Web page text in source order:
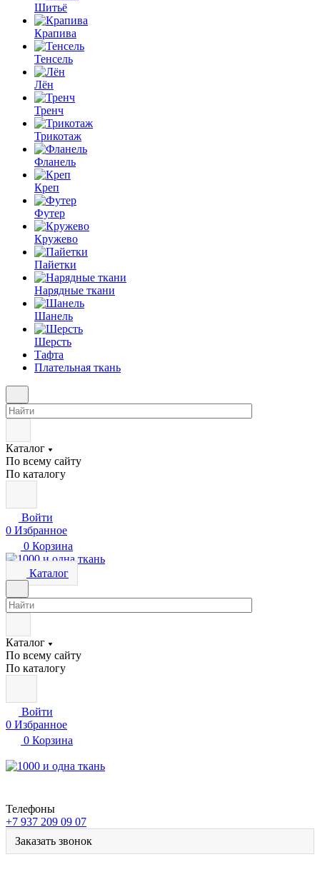
Шитьё
Крапива
Тенсель
Лён
Тренч
Трикотаж
Фланель
Креп
Футер
Кружево
Пайетки
Нарядные ткани
Шанель
Шерсть
Тафта
Плательная ткань
Каталог
По всему сайту
По каталогу
Войти
0 Избранное
0 Корзина
Каталог
Каталог
По всему сайту
По каталогу
Войти
0 Избранное
0 Корзина
Телефоны
+7 937 209 09 07
Заказать звонок